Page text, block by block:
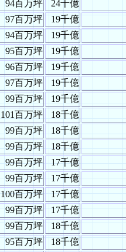
94百万坪
24千億
97百万坪
19千億
94百万坪
19千億
95百万坪
19千億
96百万坪
19千億
97百万坪
19千億
99百万坪
19千億
101百万坪
18千億
99百万坪
18千億
99百万坪
18千億
99百万坪
17千億
99百万坪
17千億
100百万坪
17千億
99百万坪
17千億
99百万坪
18千億
95百万坪
18千億